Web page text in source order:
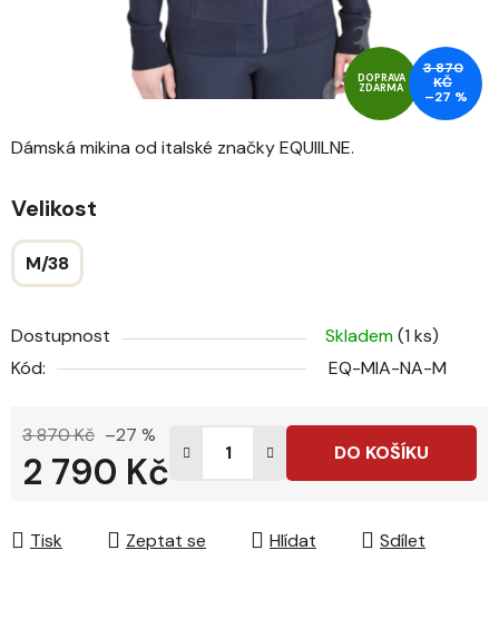
Dámská mikina od italské značky EQUIILNE.
Velikost
M/38
Dostupnost Skladem(1 ks)
Kód:
EQ-MIA-NA-M
3 870 Kč –27 %
2 790 Kč DO KOŠÍKU
Tisk Zeptat se Hlídat Sdílet
DOPRAVA
ZDARMA
3 870
KČ
–27 %